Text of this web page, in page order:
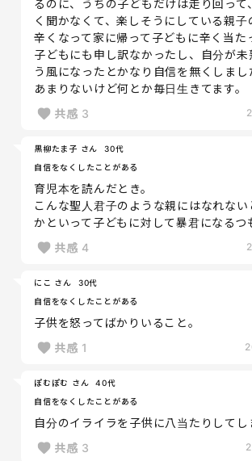
るのに、うちの子どもだけは走り回って
く聞かなくて、楽しそうにしている親子
辛くなって家に帰って子どもに辛く当た
子どもにも申し訳なかったし、自分が未
う風になったとかなり自信を無くしま
あまりないけど何とか毎日生きてます。
共感 3
黒柳たま子 さん
30代
自信をなくしたことがある
育児本を読んだとき。
こんな聖人君子のような親にはなれない
かといって子どもに対して暴君になるつ
共感 4
にこ さん
30代
自信をなくしたことがある
子供を怒ってばかりいること。
共感 1
ぽむぽむ さん
40代
自信をなくしたことがある
自分のイライラを子供に八当たりしてし
共感 3